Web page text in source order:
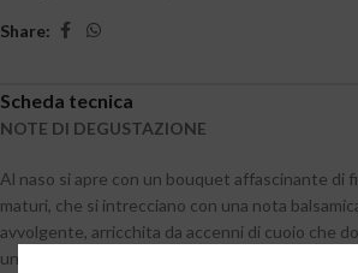
Share:
Scheda tecnica
NOTE DI DEGUSTAZIONE
Al naso si apre con un bouquet affascinante di
maturi, che si intrecciano con una nota
avvolgente, arricchita da accenni di cuoio che
unica. In bocca, il vino si presenta in tutta la sua